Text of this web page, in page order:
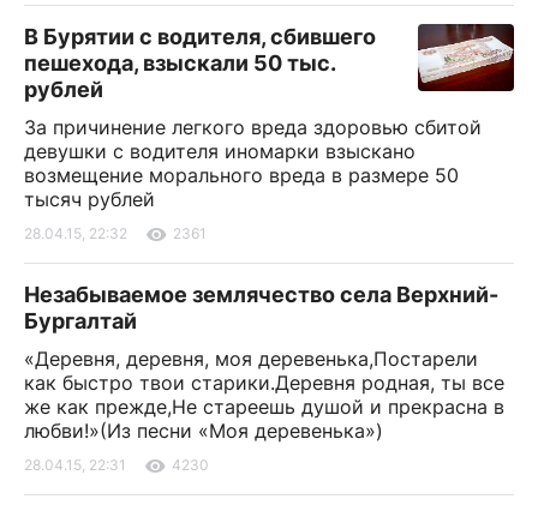
В Бурятии с водителя, сбившего
пешехода, взыскали 50 тыс.
рублей
За причинение легкого вреда здоровью сбитой
девушки с водителя иномарки взыскано
возмещение морального вреда в размере 50
тысяч рублей
28.04.15, 22:32 2361
Незабываемое землячество села Верхний-
Бургалтай
«Деревня, деревня, моя деревенька,Постарели
как быстро твои старики.Деревня родная, ты все
же как прежде,Не стареешь душой и прекрасна в
любви!»(Из песни «Моя деревенька»)
28.04.15, 22:31 4230